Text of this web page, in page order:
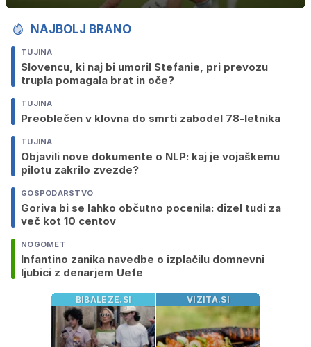
NAJBOLJ BRANO
TUJINA
Slovencu, ki naj bi umoril Stefanie, pri prevozu
trupla pomagala brat in oče?
TUJINA
Preoblečen v klovna do smrti zabodel 78-letnika
TUJINA
Objavili nove dokumente o NLP: kaj je vojaškemu
pilotu zakrilo zvezde?
GOSPODARSTVO
Goriva bi se lahko občutno pocenila: dizel tudi za
več kot 10 centov
NOGOMET
Infantino zanika navedbe o izplačilu domnevni
ljubici z denarjem Uefe
BIBALEZE.SI VIZITA.SI